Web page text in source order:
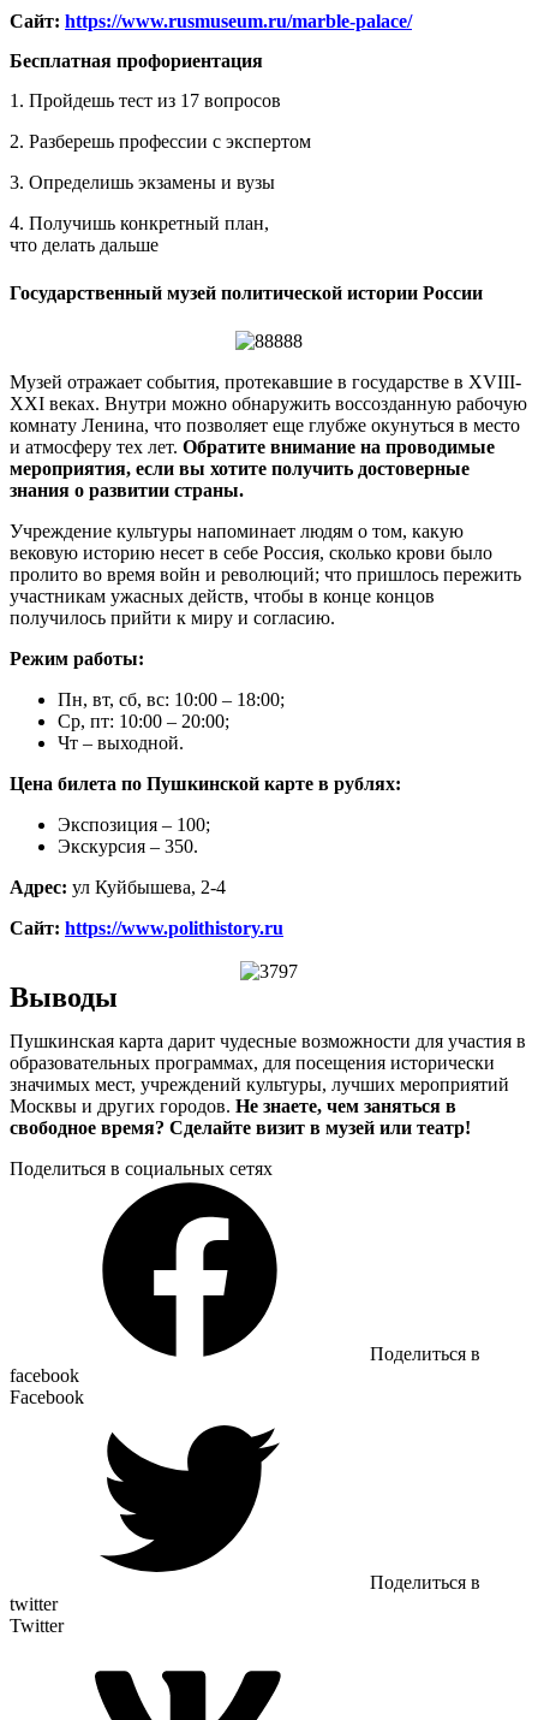
Сайт: https://www.rusmuseum.ru/marble-palace/
Бесплатная профориентация
1. Пройдешь тест из 17 вопросов
2. Разберешь профессии с экспертом
3. Определишь экзамены и вузы
4. Получишь конкретный план,
что делать дальше
Государственный музей политической истории России
Музей отражает события, протекавшие в государстве в XVIII-
XXI веках. Внутри можно обнаружить воссозданную рабочую
комнату Ленина, что позволяет еще глубже окунуться в место
и атмосферу тех лет. Обратите внимание на проводимые
мероприятия, если вы хотите получить достоверные
знания о развитии страны.
Учреждение культуры напоминает людям о том, какую
вековую историю несет в себе Россия, сколько крови было
пролито во время войн и революций; что пришлось пережить
участникам ужасных действ, чтобы в конце концов
получилось прийти к миру и согласию.
Режим работы:
Пн, вт, сб, вс: 10:00 – 18:00;
Ср, пт: 10:00 – 20:00;
Чт – выходной.
Цена билета по Пушкинской карте в рублях:
Экспозиция – 100;
Экскурсия – 350.
Адрес: ул Куйбышева, 2-4
Сайт: https://www.polithistory.ru
Выводы
Пушкинская карта дарит чудесные возможности для участия в
образовательных программах, для посещения исторически
значимых мест, учреждений культуры, лучших мероприятий
Москвы и других городов. Не знаете, чем заняться в
свободное время? Сделайте визит в музей или театр!
Поделиться в социальных сетях
Поделиться в
facebook
Facebook
Поделиться в
twitter
Twitter